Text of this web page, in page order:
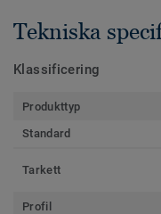
Tekniska
Klassificering
Produkttyp
Standard
Tarkett
Profil